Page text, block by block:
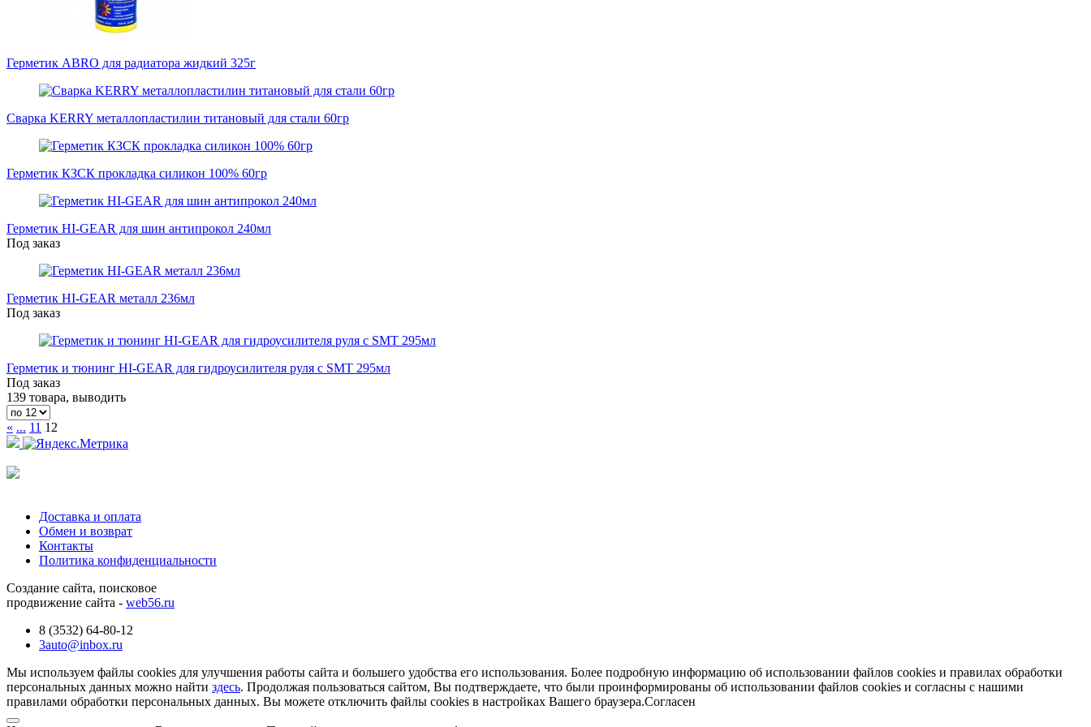
Герметик ABRO для радиатора жидкий 325г
Сварка KERRY металлопластилин титановый для стали 60гр
Герметик КЗСК прокладка силикон 100% 60гр
Герметик HI-GEAR для шин антипрокол 240мл
Под заказ
Герметик HI-GEAR металл 236мл
Под заказ
Герметик и тюнинг HI-GEAR для гидроусилителя руля с SMT 295мл
Под заказ
139 товара, выводить
« ... 11 12
Доставка и оплата
Обмен и возврат
Контакты
Политика конфиденциальности
Создание сайта, поисковое
продвижение сайта - web56.ru
8 (3532) 64-80-12
3auto@inbox.ru
Мы используем файлы cookies для улучшения работы сайта и большего удобства его использования. Более подробную информацию об использовании файлов cookies и правилах обработки
персональных данных можно найти здесь. Продолжая пользоваться сайтом, Вы подтверждаете, что были проинформированы об использовании файлов cookies и согласны с нашими
правилами обработки персональных данных. Вы можете отключить файлы cookies в настройках Вашего браузера.Согласен